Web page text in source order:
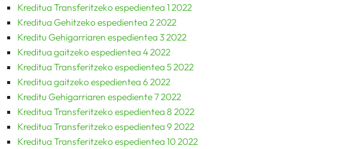
Kreditua Transferitzeko espedientea 1 2022
Kreditua Gehitzeko espedientea 2 2022
Kreditu Gehigarriaren espedientea 3 2022
Kreditua gaitzeko espedientea 4 2022
Kreditua Transferitzeko espedientea 5 2022
Kreditua gaitzeko espedientea 6 2022
Kreditu Gehigarriaren espediente 7 2022
Kreditua Transferitzeko espedientea 8 2022
Kreditua Transferitzeko espedientea 9 2022
Kreditua Transferitzeko espedientea 10 2022